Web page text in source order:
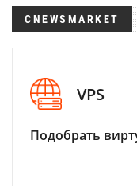
CNEWSMARKET
VPS
Подобрать